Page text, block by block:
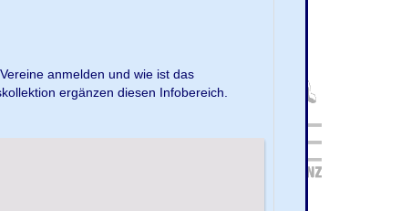
anmelden und wie ist das
ergänzen diesen Infobereich.